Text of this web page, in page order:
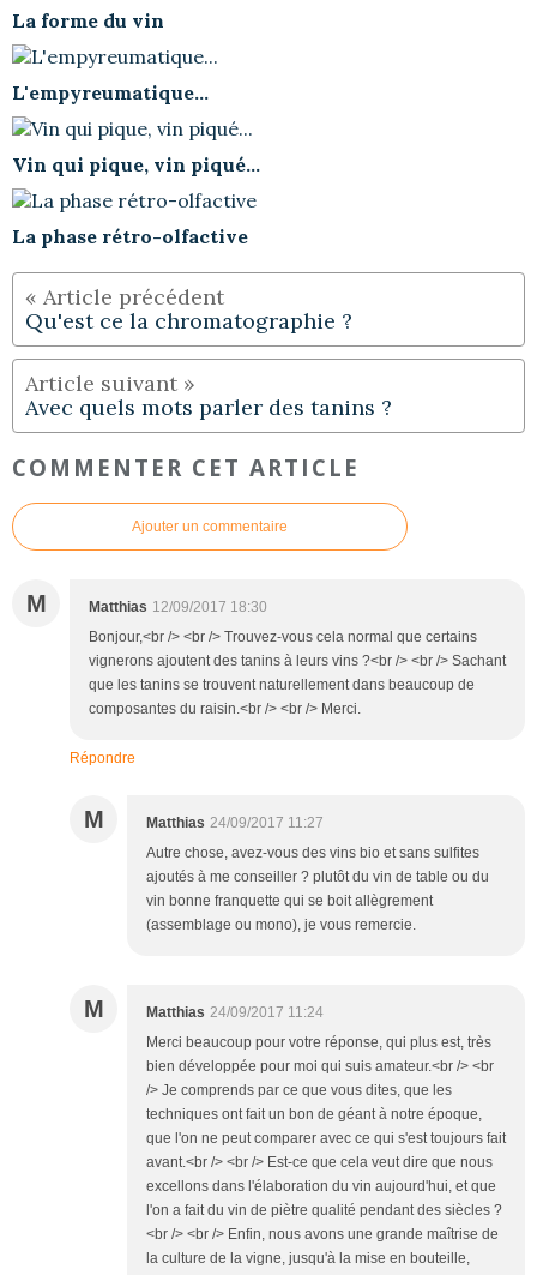
La forme du vin
L'empyreumatique...
Vin qui pique, vin piqué...
La phase rétro-olfactive
Qu'est ce la chromatographie ?
Avec quels mots parler des tanins ?
COMMENTER CET ARTICLE
Ajouter un commentaire
M Matthias 12/09/2017 18:30
Bonjour,<br /> <br /> Trouvez-vous cela normal que certains
vignerons ajoutent des tanins à leurs vins ?<br /> <br /> Sachant
que les tanins se trouvent naturellement dans beaucoup de
composantes du raisin.<br /> <br /> Merci.
Répondre
M Matthias 24/09/2017 11:27
Autre chose, avez-vous des vins bio et sans sulfites
ajoutés à me conseiller ? plutôt du vin de table ou du
vin bonne franquette qui se boit allègrement
(assemblage ou mono), je vous remercie.
M Matthias 24/09/2017 11:24
Merci beaucoup pour votre réponse, qui plus est, très
bien développée pour moi qui suis amateur.<br /> <br
/> Je comprends par ce que vous dites, que les
techniques ont fait un bon de géant à notre époque,
que l'on ne peut comparer avec ce qui s'est toujours fait
avant.<br /> <br /> Est-ce que cela veut dire que nous
excellons dans l'élaboration du vin aujourd'hui, et que
l'on a fait du vin de piètre qualité pendant des siècles ?
<br /> <br /> Enfin, nous avons une grande maîtrise de
la culture de la vigne, jusqu'à la mise en bouteille,